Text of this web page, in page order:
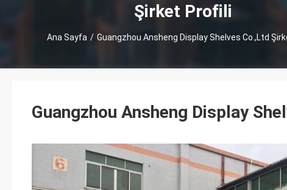
Şirket Profili
Ana Sayfa / Guangzhou Ansheng Display Shelves Co.,Ltd
Guangzhou Ansheng Display